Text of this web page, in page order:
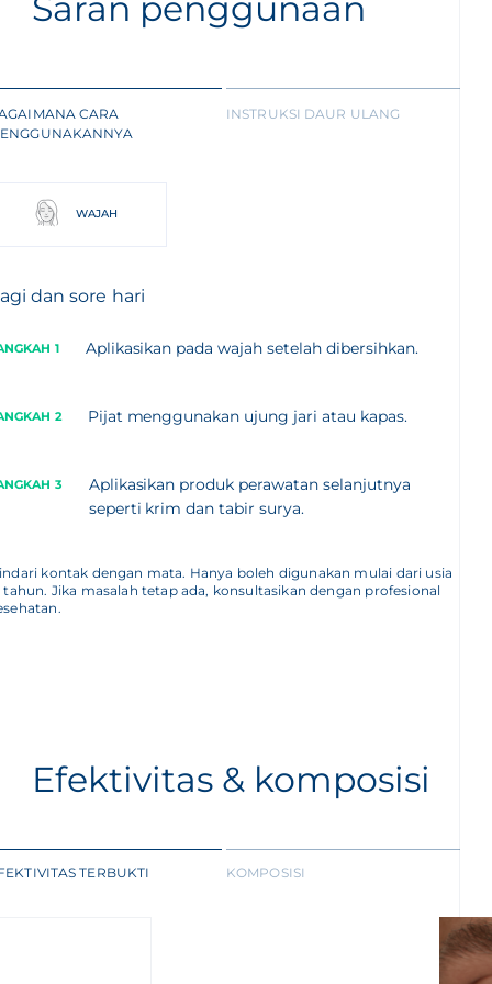
CARA
INSTRUKSI DAUR ULANG
WAJAH
dan sore hari
1 Aplikasikan pada wajah setelah dibersihkan.
2 Pijat menggunakan ujung jari atau kapas.
3
Aplikasikan produk perawatan selanjutnya
seperti krim dan tabir surya.
kontak dengan mata. Hanya boleh digunakan mulai dari usia
tahun. Jika masalah tetap ada, konsultasikan dengan profesional
Efektivitas & komposisi
TERBUKTI KOMPOSISI